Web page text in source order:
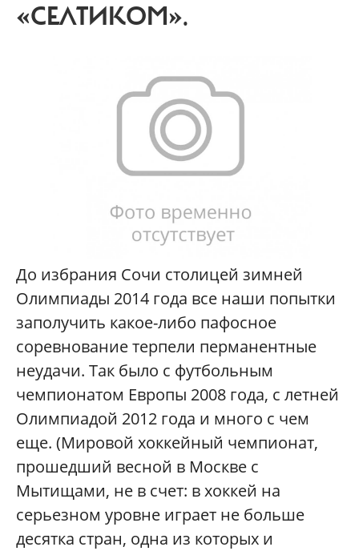
«СЕЛТИКОМ».
До избрания Сочи столицей зимней
Олимпиады 2014 года все наши попытки
заполучить какое-либо пафосное
соревнование терпели перманентные
неудачи. Так было с футбольным
чемпионатом Европы 2008 года, с летней
Олимпиадой 2012 года и много с чем
еще. (Мировой хоккейный чемпионат,
прошедший весной в Москве с
Мытищами, не в счет: в хоккей на
серьезном уровне играет не больше
десятка стран, одна из которых и